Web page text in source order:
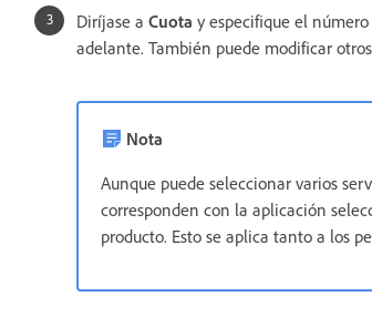
Diríjase a Cuota y especifique el
adelante. También puede modificar
Nota
Aunque puede seleccionar varios
corresponden con la aplicación
producto. Esto se aplica tanto a los